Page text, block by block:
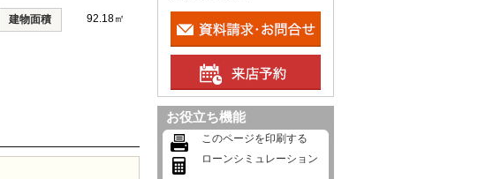
建物面積 92.18㎡
お役立ち機能
このページを印刷する
ローンシミュレーション